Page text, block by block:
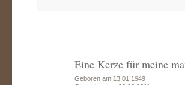
Eine Kerze für meine
Geboren am 13.01.1949